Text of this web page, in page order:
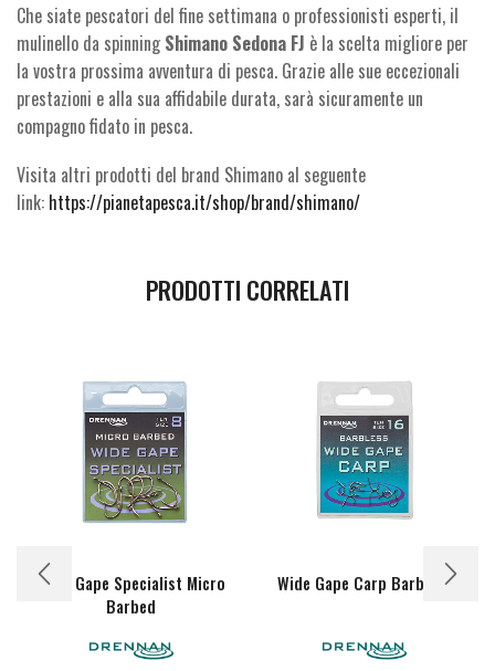
Che siate pescatori del fine settimana o professionisti esperti, il
mulinello da spinning Shimano Sedona FJ è la scelta migliore per
la vostra prossima avventura di pesca. Grazie alle sue eccezionali
prestazioni e alla sua affidabile durata, sarà sicuramente un
compagno fidato in pesca.
Visita altri prodotti del brand Shimano al seguente
link: https://pianetapesca.it/shop/brand/shimano/
PRODOTTI CORRELATI
Wide Gape Specialist Micro
Barbed
Wide Gape Carp Barbless